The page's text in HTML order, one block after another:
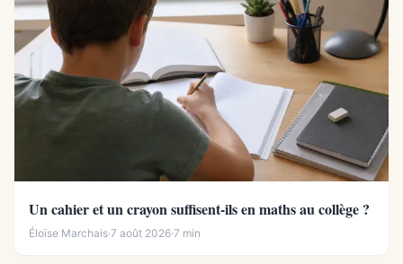
Un cahier et un crayon suffisent-ils en maths au collège ?
Éloïse Marchais·7 août 2026·7 min